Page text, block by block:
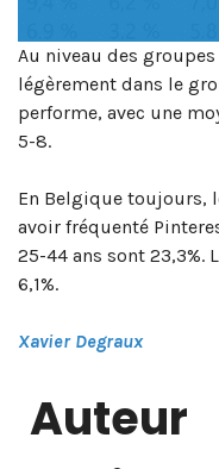
Au niveau des
légèrement dans le
performe, avec une
5-8.
En Belgique toujours,
avoir fréquenté
25-44 ans sont 23,3%.
6,1%.
Xavier Degraux
Auteur